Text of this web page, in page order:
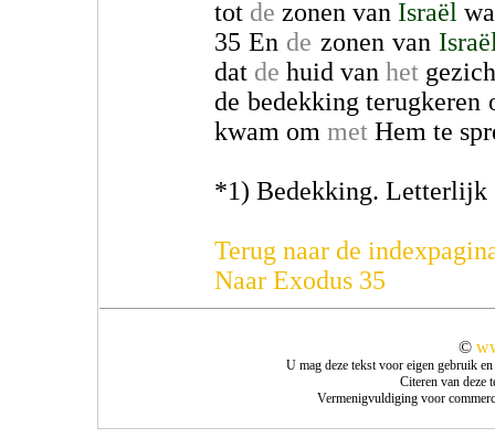
tot de zonen van Israël
35 En de zonen van
dat de huid van het
de bedekking
kwam om met Hem te
*1) Bedekking. Letterlijk
Terug naar de
Naar Exodus 35
©
U mag deze tekst voor eigen gebruik
Citeren van deze
Vermenigvuldiging voor